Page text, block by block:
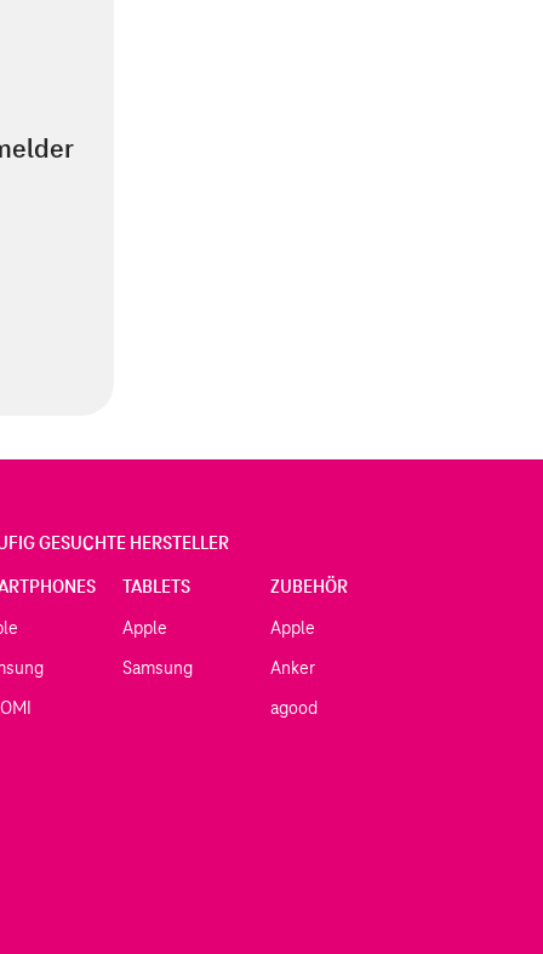
GESUCHTE HERSTELLER
TABLETS
Apple
Samsung
ZUBEHÖR
Apple
Anker
agood